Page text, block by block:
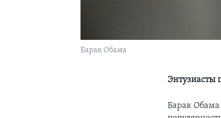
Барак Обама
Энтузиасты
Барак Обама